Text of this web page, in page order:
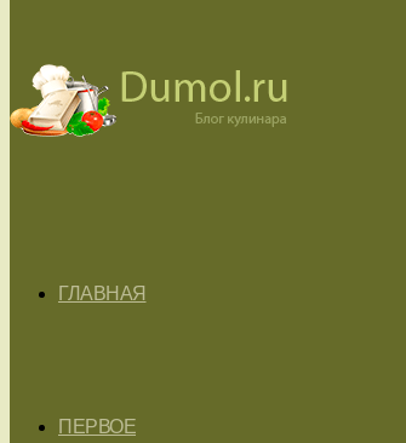
ГЛАВНАЯ
ПЕРВОЕ